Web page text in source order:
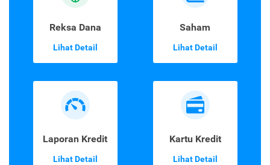
Reksa Dana
Lihat Detail
Saham
Lihat Detail
Laporan Kredit
Lihat Detail
Kartu Kredit
Lihat Detail